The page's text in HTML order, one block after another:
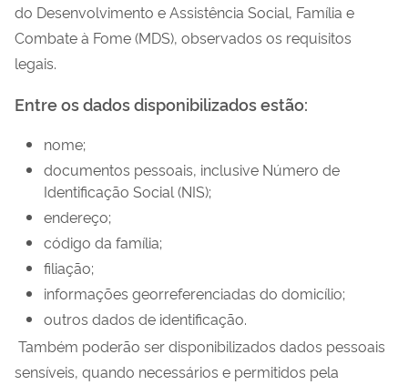
do Desenvolvimento e Assistência Social, Família e
Combate à Fome (MDS), observados os requisitos
legais.
Entre os dados disponibilizados estão:
nome;
documentos pessoais, inclusive Número de
Identificação Social (NIS);
endereço;
código da família;
filiação;
informações georreferenciadas do domicílio;
outros dados de identificação.
Também poderão ser disponibilizados dados pessoais
sensíveis, quando necessários e permitidos pela